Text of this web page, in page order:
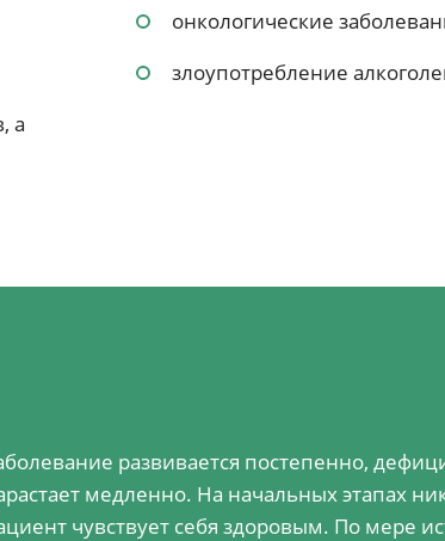
онкологические
злоупотребление
а
развивается постепенно,
медленно. На начальных этапах
чувствует себя здоровым. По мере